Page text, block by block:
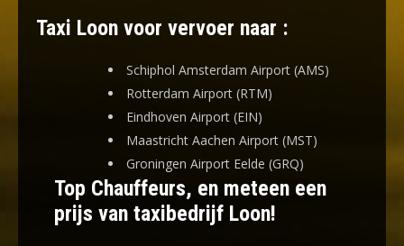
Taxi Loon voor vervoer naar :
Schiphol Amsterdam Airport (AMS)
Rotterdam Airport (RTM)
Eindhoven Airport (EIN)
Maastricht Aachen Airport (MST)
Groningen Airport Eelde (GRQ)
Top Chauffeurs, en meteen een
prijs van taxibedrijf Loon!